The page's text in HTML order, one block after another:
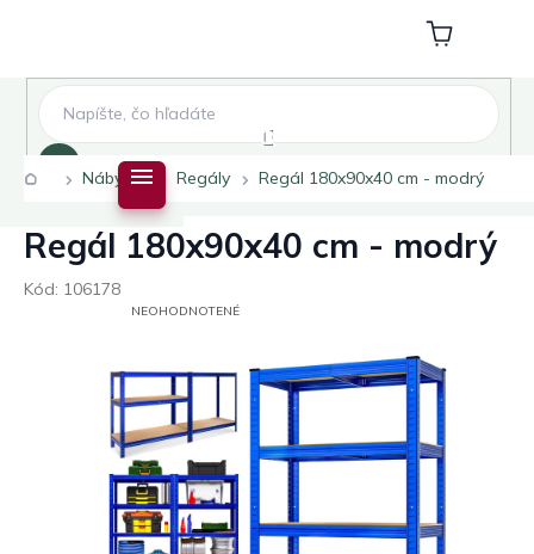
Nákupný
košík
Domov
Nábytok Regály Regál 180x90x40 cm - modrý
Regál 180x90x40 cm - modrý
Kód: 106178
PRIEMERNÉ
HVIEZDIČIEK.
NEOHODNOTENÉ